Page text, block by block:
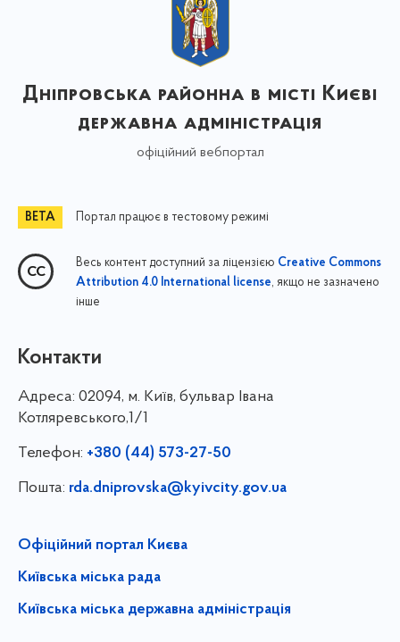
Дніпровська районна в місті Києві
державна адміністрація
офіційний вебпортал
Портал працює в тестовому режимі
Весь контент доступний за ліцензією Creative Commons
Attribution 4.0 International license, якщо не зазначено
інше
Контакти
Адреса: 02094, м. Київ, бульвар Івана
Котляревського,1/1
Телефон: +380 (44) 573-27-50
Пошта: rda.dniprovska@kyivcity.gov.ua
Офіційний портал Києва
Київська міська рада
Київська міська державна адміністрація